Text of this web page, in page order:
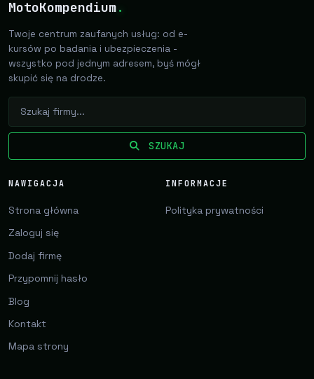
MotoKompendium.
Twoje centrum zaufanych usług: od e-
kursów po badania i ubezpieczenia -
wszystko pod jednym adresem, byś mógł
skupić się na drodze.
SZUKAJ
NAWIGACJA
Strona główna
Zaloguj się
Dodaj firmę
Przypomnij hasło
Blog
Kontakt
Mapa strony
INFORMACJE
Polityka prywatności